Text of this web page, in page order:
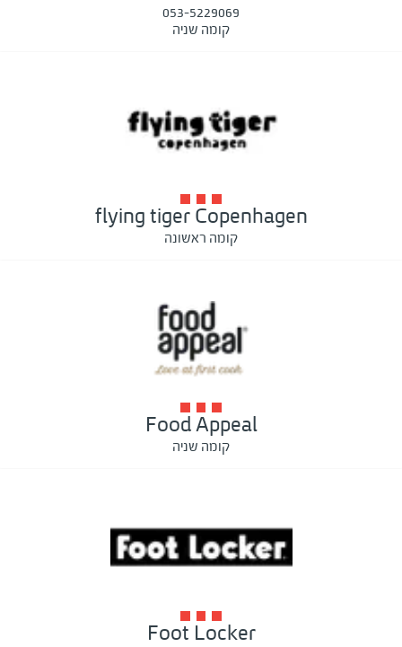
053-5229069
קומה שניה
flying tiger Copenhagen
קומה ראשונה
Food Appeal
קומה שניה
Foot Locker